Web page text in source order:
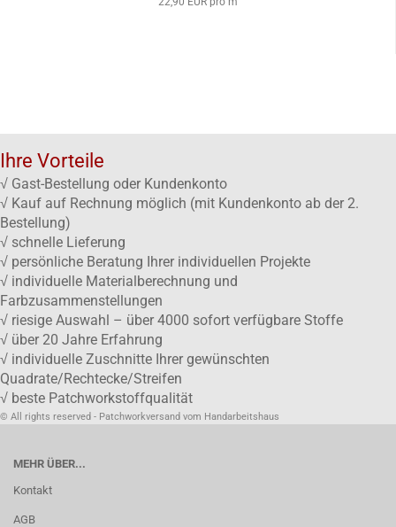
Ihre Vorteile
√ Gast-Bestellung oder Kundenkonto
√ Kauf auf Rechnung möglich (mit Kundenkonto ab der 2.
Bestellung)
√ schnelle Lieferung
√ persönliche Beratung Ihrer individuellen Projekte
√ individuelle Materialberechnung und
Farbzusammenstellungen
√ riesige Auswahl – über 4000 sofort verfügbare Stoffe
√ über 20 Jahre Erfahrung
√ individuelle Zuschnitte Ihrer gewünschten
Quadrate/Rechtecke/Streifen
√ beste Patchworkstoffqualität
© All rights reserved - Patchworkversand vom Handarbeitshaus
MEHR ÜBER...
Kontakt
AGB